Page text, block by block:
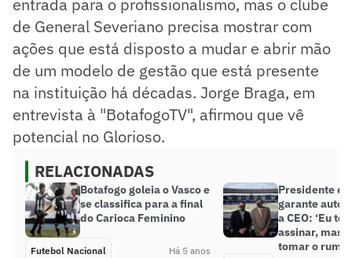
entrada para o profissionalismo, mas o clube
de General Severiano precisa mostrar com
ações que está disposto a mudar e abrir mão
de um modelo de gestão que está presente
na instituição há décadas. Jorge Braga, em
entrevista à "BotafogoTV", afirmou que vê
potencial no Glorioso.
RELACIONADAS
Botafogo goleia o Vasco e
se classifica para a final
do Carioca Feminino
Futebol Nacional Há 5 anos
Presidente
garante
a CEO: ‘Eu
assinar, mas
tomar o rumo’